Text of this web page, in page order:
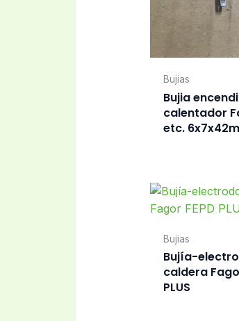
Bujias
Bujia
calentador
etc.
Bujias
Bujía-
caldera
PLUS